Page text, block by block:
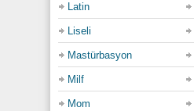
Latin
Liseli
Mastürbasyon
Milf
Mom